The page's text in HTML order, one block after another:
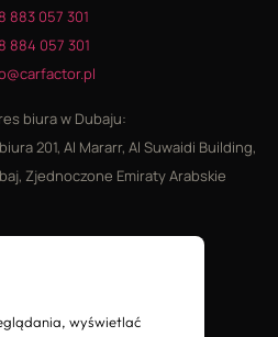
883 057 301
884 057 301
biura w Dubaju:
201, Al Mararr, Al Suwaidi Building,
Zjednoczone Emiraty Arabskie
wyświetlać